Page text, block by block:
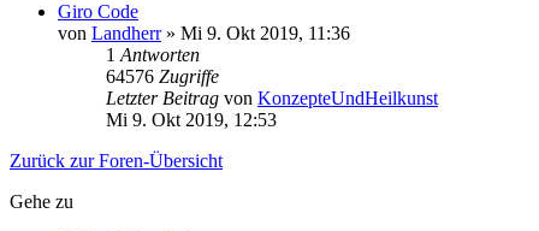
Giro Code
von Landherr» Mi 9. Okt 2019, 11:36
1 Antworten
64576 Zugriffe
Letzter Beitrag von KonzepteUndHeilkunst
Mi 9. Okt 2019, 12:53
Zurück zur Foren-Übersicht
Gehe zu